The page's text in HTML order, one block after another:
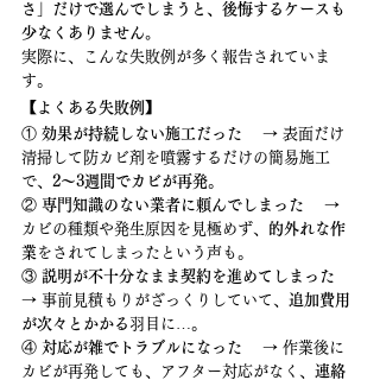
さ」だけで選んでしまうと、後悔するケースも
少なくありません。
実際に、こんな失敗例が多く報告されていま
す。
【よくある失敗例】
① 効果が持続しない施工だった → 表面だけ
清掃して防カビ剤を噴霧するだけの簡易施工
で、 2〜3週間でカビが再発。
② 専門知識のない業者に頼んでしまった →
カビの種類や発生原因を見極めず、 的外れな作
業 をされてしまったという声も。
③ 説明が不十分なまま契約を進めてしまった
→ 事前見積もりがざっくりしていて、 追加費用
が次々とかかる 羽目に…。
④ 対応が雑でトラブルになった → 作業後に
カビが再発しても、アフター対応がなく、 連絡